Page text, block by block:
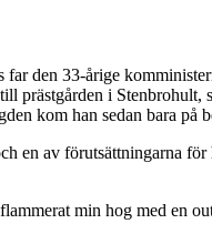
far den 33-årige
i Stenbrohult,
kom han sedan bara på
en av förutsättningarna
min hog med en